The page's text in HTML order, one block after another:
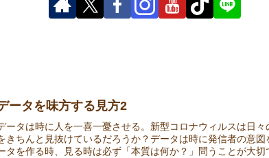
ータを味方する見方2
ータは時に人を一喜一憂させる。新型コロナウィルスは日
きちんと見抜けているだろうか？データは時に発信者の意
タを作る時、見る時は必ず「本質は何か？」問うことが大切